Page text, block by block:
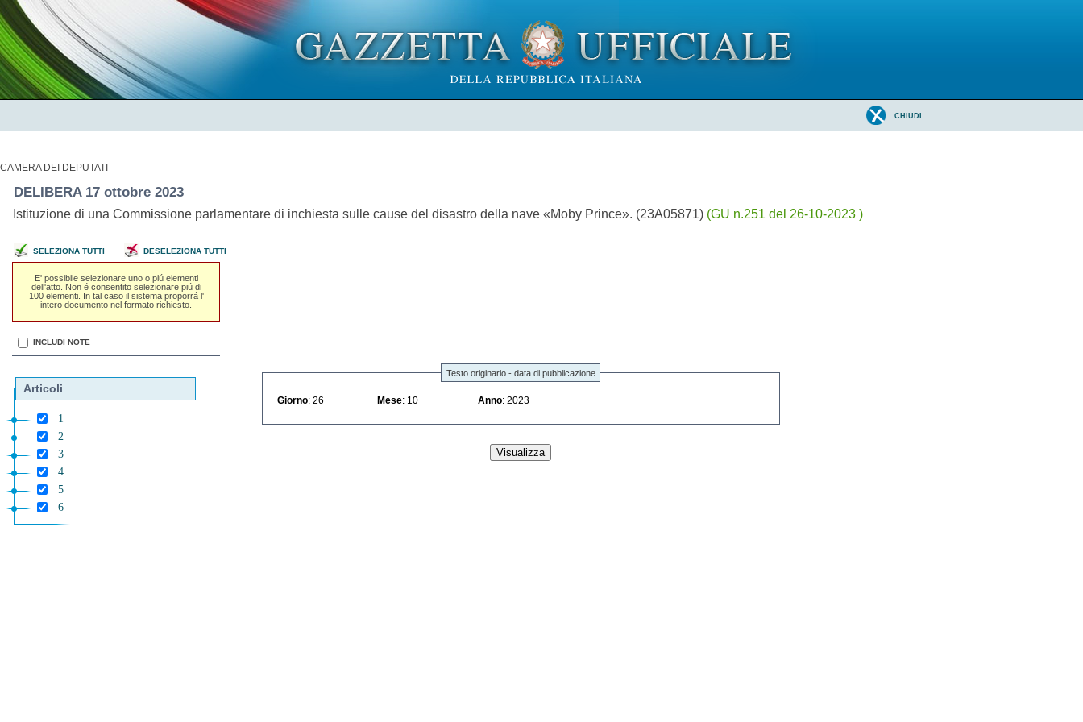
CHIUDI
CAMERA DEI DEPUTATI
DELIBERA 17 ottobre 2023
Istituzione di una Commissione parlamentare di inchiesta sulle cause del disastro della nave «Moby Prince». (23A05871) (GU n.251 del 26-10-2023 )
SELEZIONA TUTTI DESELEZIONA TUTTI
E' possibile selezionare uno o piú elementi
dell'atto. Non é consentito selezionare piú di
100 elementi. In tal caso il sistema proporrá l'
intero documento nel formato richiesto.
INCLUDI NOTE
Articoli
1
2
3
4
5
6
Testo originario - data di pubblicazione
Giorno : 26 Mese : 10 Anno : 2023